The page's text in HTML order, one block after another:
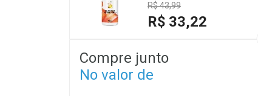
R$ 43,99
R$ 33,22
Compre junto
No valor de